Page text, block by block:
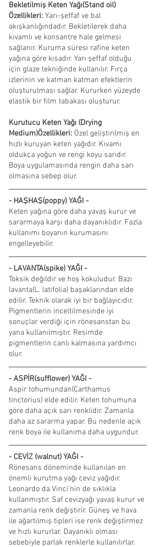
Bekletilmiş Keten Yağı(Stand oil)
Özellikleri: Yarı-şeffaf ve bal
akışkanlığındadır. Bekletilerek daha
kıvamlı ve konsantre hale gelmesi
sağlanır. Kuruma süresi rafine keten
yağına göre kısadır. Yarı şeffaf olduğu
için glaze tekniğinde kullanılır. Fırça
izlerinin ve katman katman efektlerin
oluşturulması sağlar. Kururken yüzeyde
elastik bir film tabakası oluşturur.
Kurutucu Keten Yağı (Drying
Medium)Özellikleri: Özel geliştirilmiş en
hızlı kuruyan keten yağıdır. Kıvamı
oldukça yoğun ve rengi koyu sarıdır.
Boya uygulamasında rengin daha sarı
olmasına sebep olur.
- HAŞHAŞ(poppy) YAĞI -
Keten yağına göre daha yavaş kurur ve
sararmaya karşı daha dayanıklıdır. Fazla
kullanımı boyanın kurumasını
engelleyebilir.
- LAVANTA(spike) YAĞI -
Toksik değildir ve hoş kokuludur. Bazı
lavanta(L. latifolia) başaklarından elde
edilir. Teknik olarak iyi bir bağlayıcıdır.
Pigmentlerin inceltilmesinde iyi
sonuçlar verdiği için rönesanstan bu
yana kullanılmıştır. Resimde
pigmentlerin canlı kalmasına yardımcı
olur.
- ASPİR(sufflower) YAĞI -
Aspir tohumundan(Carthamus
tinctorius) elde edilir. Keten tohumuna
göre daha açık sarı renklidir. Zamanla
daha az sararma yapar. Bu nedenle açık
renk boya ile kullanıma daha uygundur.
- CEVİZ (walnut) YAĞI -
Rönesans döneminde kullanılan en
önemli kurutma yağı ceviz yağıdır.
Leonardo da Vinci'nin de sıklıkla
kullanmıştır. Saf cevizyağı yavaş kurur ve
zamanla renk değiştirir. Güneş ve hava
ile ağartılmış tipleri ise renk değiştirmez
ve hızlı kururlar. Dayanıklı olması
sebebiyle parlak renklerle kullanılırlar.